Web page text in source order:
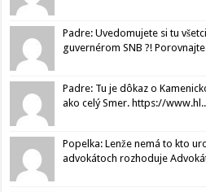
Padre: Uvedomujete si tu
guvernérom SNB ?!
Padre: Tu je dôkaz o
ako celý Smer. https://
Popelka: Lenže nemá to kto
advokátoch rozhoduje